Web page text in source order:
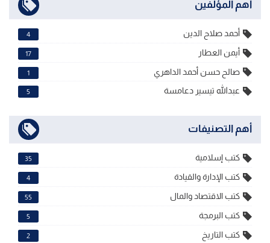
أهم المؤلفين
أحمد صلاح الدين 4
أيمن العطار 17
صالح حسن أحمد الداهري 1
عبدالله تيسير دعامسة 5
أهم التصنيفات
كتب إسلامية 35
كتب الإدارة والقيادة 4
كتب الاقتصاد والمال 55
كتب البرمجة 5
كتب التاريخ 2